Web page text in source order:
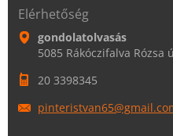
Elérhetőség
gondolatolvasás
5085 Rákóczifalva Rózsa
20 3398345
pinteristvan65@g